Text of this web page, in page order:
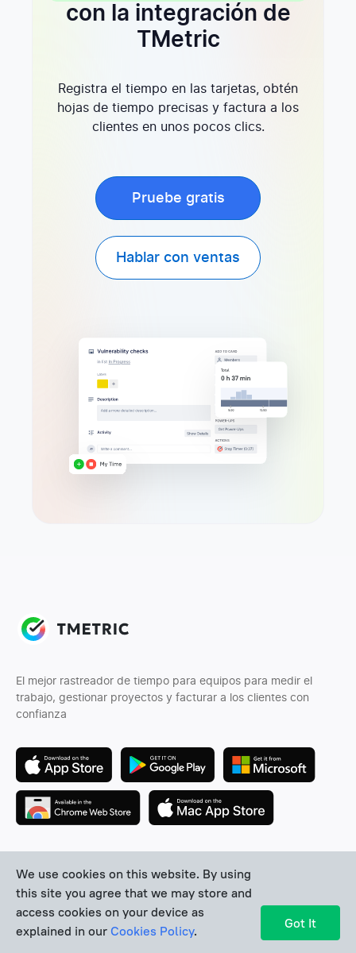
con la integración de
TMetric
Registra el tiempo en las tarjetas, obtén
hojas de tiempo precisas y factura a los
clientes en unos pocos clics.
Pruebe gratis
Hablar con ventas
El mejor rastreador de tiempo para equipos para medir el
trabajo, gestionar proyectos y facturar a los clientes con
confianza
Síguenos
We use cookies on this website. By using
this site you agree that we may store and
access cookies on your device as
explained in our Cookies Policy. Got It